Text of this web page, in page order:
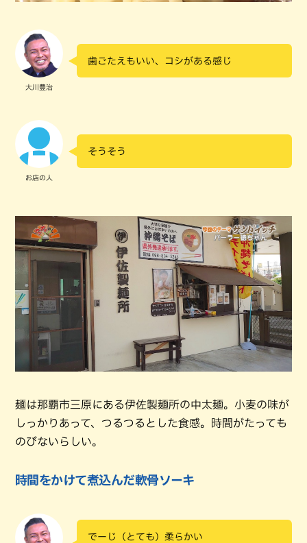
大川豊治
歯ごたえもいい、コシがある感じ
お店の人
そうそう
麺は那覇市三原にある伊佐製麺所の中太麺。小麦の味が
しっかりあって、つるつるとした食感。時間がたっても
のびないらしい。
時間をかけて煮込んだ軟骨ソーキ
でーじ（とても）柔らかい